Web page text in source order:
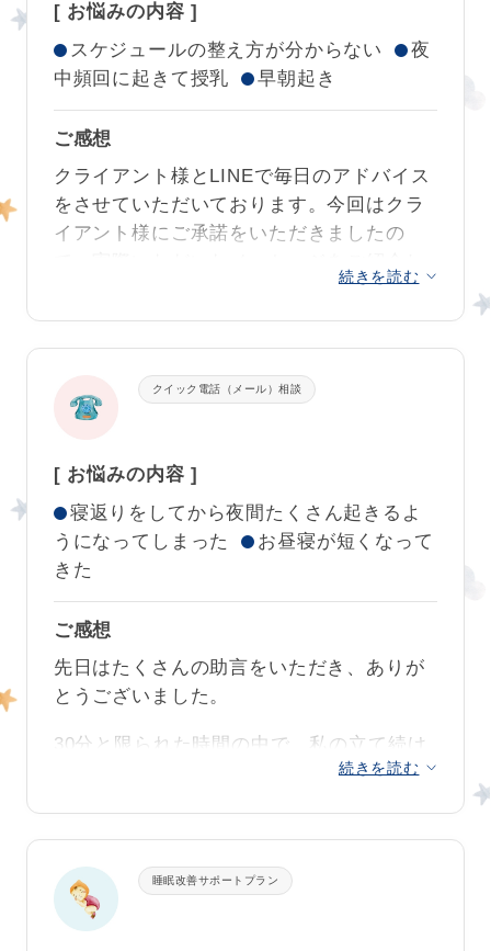
本当に1か月間の変化が素晴らしかったで
す！！！！
寝室の環境を整えて、Hくんのお昼寝リズ
ムを上手に見つけられてトレーニングも順
調に進みました！
これまでの習慣を短期間に変えるのは本当
に大変だったことと思いますが、アドバイ
スを一つ一つしっかり聞いてくださってあ
動きたくて仕方がないHくん、ママとパパ
が抱っこで大人しくさせて寝かしつけをし
ていたのに、今では静かにゴロゴロ眠れる
お昼寝も見守りながらとっても上手になり
ましたよね。ネンネも運動と同じように体
で覚えるのものなので、さすが！習得が早
かったですね。
たと思いますが、スケジュールの調整方法
思い出して頑張ってくださいね。
夜目が覚めても自分で眠る力がしっかりし
ていますので、ママパパを起こそうとせず
これから、お仕事が始まりお忙しくなると
思いますが、どうぞご家族みなさま健やか
にお過ごしください。この度は誠にありが
また、昼寝もタイミングがわかったので添
い寝しながらセルフねんねしてくれるよう
になってきたので、抱っこして置いたら泣
く、、を繰り返していた日々が既に懐かし
くなっています。本当に夢のようです！
川口さんには、大袈裟ではなく命を救って
いただいたと思っています。 初めての育児
で、夜こんなに眠れなくなるなんて知らな
かったので、毎日夜が来るのが怖くて、こ
しめていませんでした。
たら、一刻でも早く受けることをおすすめ
いたします。早ければ早い程、子育てを楽
しめる時間が増えることを確信していま
す。
言葉では言い尽くせませんが、ただただ感
謝しております。本当にありがとうござい
ました！！
ご家庭のご事情により、トレーニングの実
ールなどの睡眠のベースを整えられる姿勢
もあきらめず変えていくのは、トレーニン
グについてもご理解が深く歯がゆいことも
あったと思います。
強く泣いていたのに大丈夫だと思えたのは
川口さんのおかげです。
二人同時に泣かれるとパニックだった私
く声が ”がんばって自分で寝ようとしてい
一日のスケジュールもみていただき、今で
も大丈夫だと言われたことがとても心強か
の睡眠を改善して、今後の子育てにゆとり
が出ることを期待しています。
今回は本当にありがとうございました。今
クークールナより
2人のトレーニングの成功本当におめでとう
2人の授乳のリズムや日中のスケジュールも
うまく見つかりましたね。
張られお疲れもたまっていることと思いま
す。二人のネンネが安定して夜は安心して
この度は、大切な二人の相談先に選んでい
ただきありがとうございました。
[ お悩みの内容 ]
スケジュールの整え方が分からない
夜
中頻回に起きて授乳
早朝起き
ご感想
クライアント様とLINEで毎日のアドバイス
をさせていただいております。今回はクラ
イアント様にご承諾をいただきましたの
プラン卒業時のメッセージ♡
続きを読む
クイック電話（メール）相談
[ お悩みの内容 ]
寝返りをしてから夜間たくさん起きるよ
うになってしまった
お昼寝が短くなって
きた
ご感想
先日はたくさんの助言をいただき、ありが
とうございました。
30分と限られた時間の中で、私の立て続け
の質問にも丁寧にお答えしていただき感謝
初日の夜は布団に寝かせてから40分くらい
泣いていましたが、
ゴロ、楽な姿勢を見つけて、私は何もせず
続きを読む
睡眠改善サポートプラン